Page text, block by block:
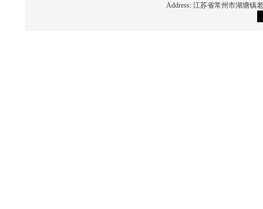
Address: 江苏省常州市湖塘镇